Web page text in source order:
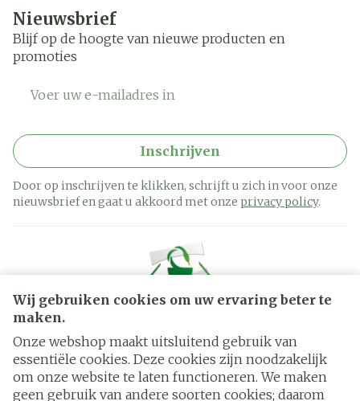
Wij gebruiken cookies om uw ervaring beter te
maken.
Onze webshop maakt uitsluitend gebruik van
essentiële cookies. Deze cookies zijn noodzakelijk
om onze website te laten functioneren. We maken
geen gebruik van andere soorten cookies; daarom
Nieuwsbrief
Blijf op de hoogte van nieuwe producten en
promoties
Inschrijven
Door op inschrijven te klikken, schrijft u zich in voor onze
nieuwsbrief en gaat u akkoord met onze privacy policy.
Juridische links